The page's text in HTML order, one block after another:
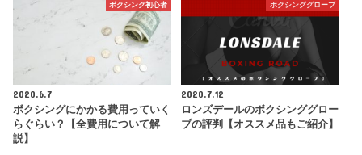
ボクシング初心者
2020.6.7
ボクシングにかかる費用っていく
らぐらい？【全費用について解
説】
ボクシンググローブ
2020.7.12
ロンズデールのボクシンググロー
ブの評判【オススメ品もご紹介】